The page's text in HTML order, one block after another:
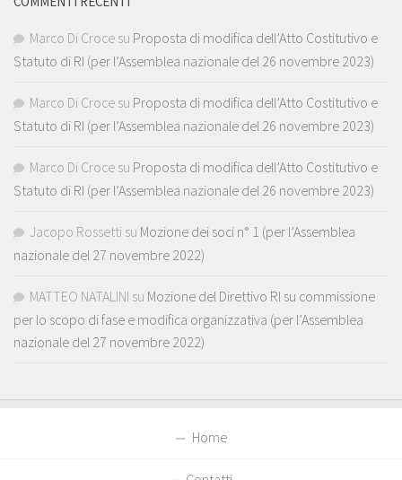
Marco Di Croce su Proposta di modifica dell’Atto Costitutivo e
Statuto di RI (per l’Assemblea nazionale del 26 novembre 2023)
Marco Di Croce su Proposta di modifica dell’Atto Costitutivo e
Statuto di RI (per l’Assemblea nazionale del 26 novembre 2023)
Marco Di Croce su Proposta di modifica dell’Atto Costitutivo e
Statuto di RI (per l’Assemblea nazionale del 26 novembre 2023)
Jacopo Rossetti su Mozione dei soci n° 1 (per l’Assemblea
nazionale del 27 novembre 2022)
MATTEO NATALINI su Mozione del Direttivo RI su commissione
per lo scopo di fase e modifica organizzativa (per l’Assemblea
nazionale del 27 novembre 2022)
Home